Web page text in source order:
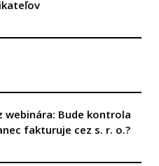
webinára: Bude kontrola
fakturuje cez s. r. o.?